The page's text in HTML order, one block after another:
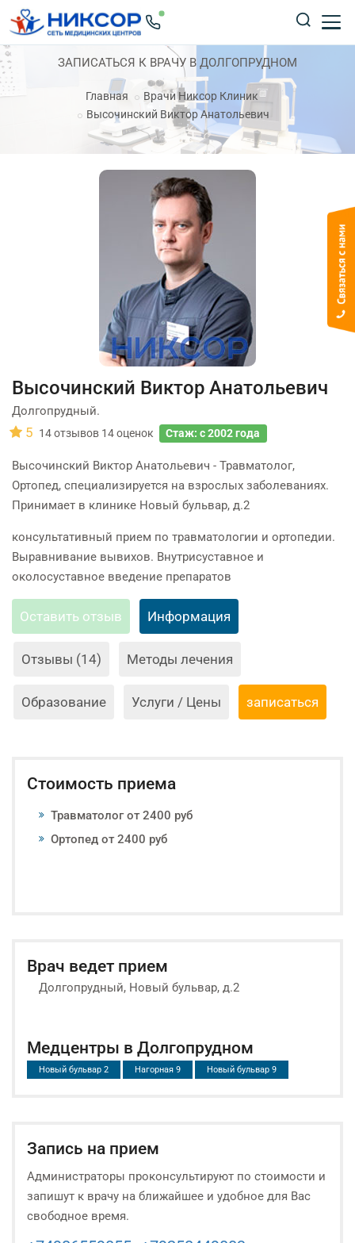
ЗАПИСАТЬСЯ К ВРАЧУ В ДОЛГОПРУДНОМ
Главная
Врачи Никсор Клиник
Высочинский Виктор Анатольевич
Высочинский Виктор Анатольевич
Долгопрудный.
5 14отзывов 14оценок Стаж: с 2002 года
Высочинский Виктор Анатольевич - Травматолог,
Ортопед, специализируется на взрослых заболеваниях.
Принимает в клинике Новый бульвар, д.2
консультативный прием по травматологии и ортопедии.
Выравнивание вывихов. Внутрисуставное и
околосуставное введение препаратов
Оставить отзыв Информация
Отзывы (14) Методы лечения
Образование Услуги / Цены записаться
Стоимость приема
Травматолог от 2400 руб
Ортопед от 2400 руб
Врач ведет прием
Долгопрудный, Новый бульвар, д.2
Медцентры в Долгопрудном
Новый бульвар 2 Нагорная 9 Новый бульвар 9
Запись на прием
Администраторы проконсультируют по стоимости и
запишут к врачу на ближайшее и удобное для Вас
свободное время.